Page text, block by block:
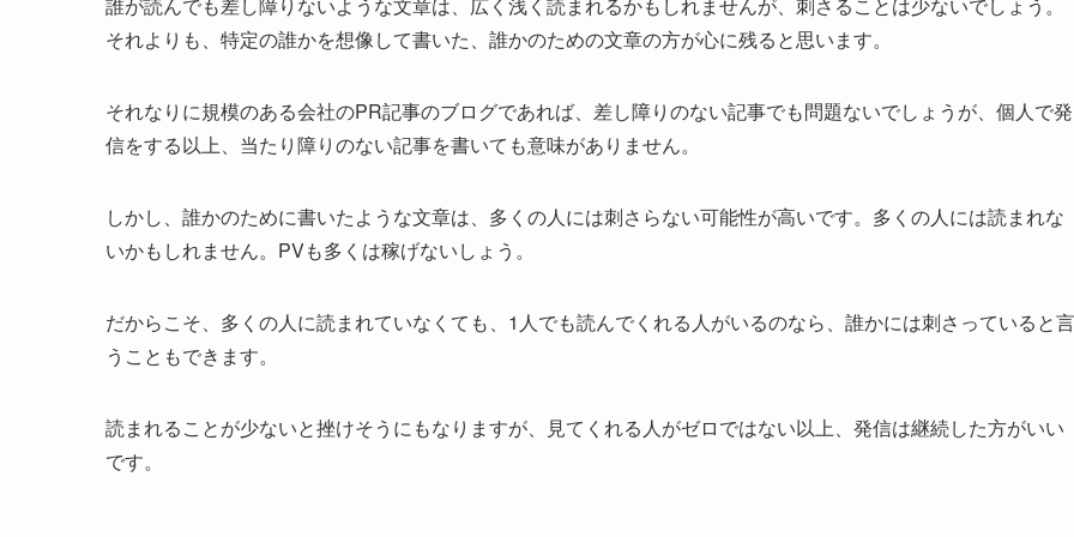
それよりも、特定の誰かを想像して書いた、誰かのための文章の方が心に残ると思います。
それなりに規模のある会社のPR記事のブログであれば、差し障りのない記事でも問題ないでしょうが、個人で発
信をする以上、当たり障りのない記事を書いても意味がありません。
しかし、誰かのために書いたような文章は、多くの人には刺さらない可能性が高いです。多くの人には読まれな
いかもしれません。PVも多くは稼げないしょう。
だからこそ、多くの人に読まれていなくても、1人でも読んでくれる人がいるのなら、誰かには刺さっていると言
うこともできます。
読まれることが少ないと挫けそうにもなりますが、見てくれる人がゼロではない以上、発信は継続した方がいい
です。